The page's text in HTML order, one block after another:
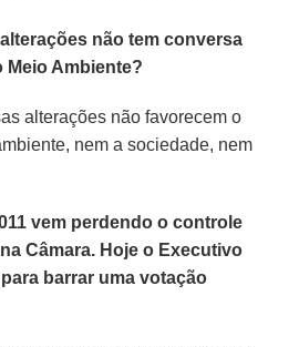
não tem conversa
Meio Ambiente?
alterações não favorecem o
nem a sociedade, nem
vem perdendo o controle
Câmara. Hoje o Executivo
barrar uma votação